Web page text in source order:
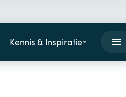
Kennis & Inspiratie